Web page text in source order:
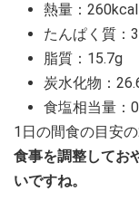
熱量：260kcal
たんぱく質：
脂質：15.7g
炭水化物：
食塩相当量：
1日の間食の目安
食事を調整してお
いですね。